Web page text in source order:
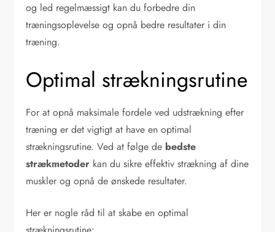
og led regelmæssigt kan du forbedre din
træningsoplevelse og opnå bedre resultater i din
træning.
Optimal strækningsrutine
For at opnå maksimale fordele ved udstrækning efter
træning er det vigtigt at have en optimal
strækningsrutine. Ved at følge de bedste
strækmetoder kan du sikre effektiv strækning af dine
muskler og opnå de ønskede resultater.
Her er nogle råd til at skabe en optimal